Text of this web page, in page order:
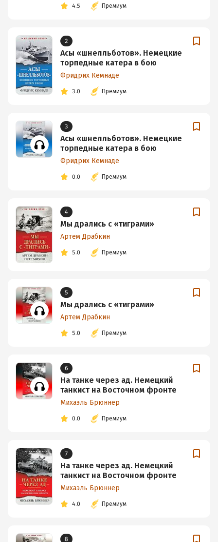
4.5 Премиум
2
Асы «шнелльботов». Немецкие
торпедные катера в бою
Фридрих Кемнаде
3.0 Премиум
3
Асы «шнелльботов». Немецкие
торпедные катера в бою
Фридрих Кемнаде
0.0 Премиум
4
Мы дрались с «тиграми»
Артем Драбкин
5.0 Премиум
5
Мы дрались с «тиграми»
Артем Драбкин
5.0 Премиум
6
На танке через ад. Немецкий
танкист на Восточном фронте
Михаэль Брюннер
0.0 Премиум
7
На танке через ад. Немецкий
танкист на Восточном фронте
Михаэль Брюннер
4.0 Премиум
8